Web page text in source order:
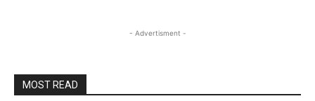
- Advertisment -
MOST READ